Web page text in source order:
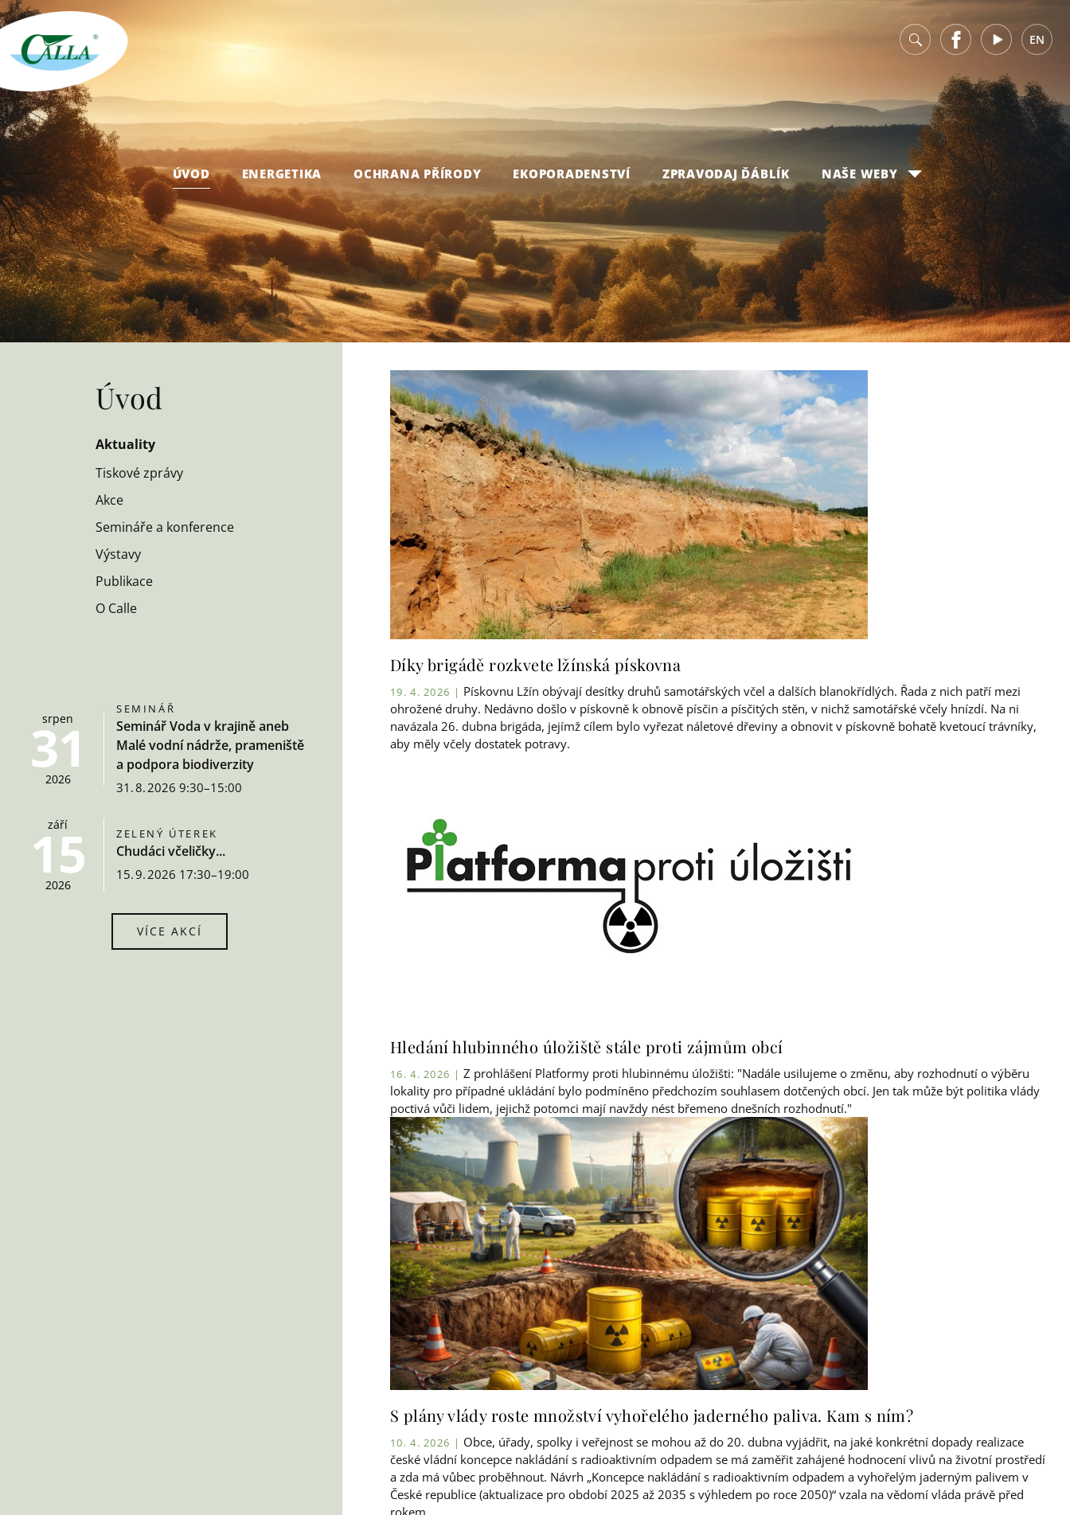
v FacebookYoutube EN
ÚVOD ENERGETIKA OCHRANA PŘÍRODY EKOPORADENSTVÍ ZPRAVODAJ ĎÁBLÍK NAŠE WEBY
Úvod
Aktuality
Tiskové zprávy
Akce
Semináře a konference
Výstavy
Publikace
O Calle
srpen
31
2026
SEMINÁŘ
Seminář Voda v krajině aneb
Malé vodní nádrže, prameniště
a podpora biodiverzity
31. 8. 2026 9:30–15:00
září
15
2026
ZELENÝ ÚTEREK
Chudáci včeličky...
15. 9. 2026 17:30–19:00
VÍCE AKCÍ
Díky brigádě rozkvete lžínská pískovna
19. 4. 2026 | Pískovnu Lžín obývají desítky druhů samotářských včel a dalších blanokřídlých. Řada z nich patří mezi
ohrožené druhy. Nedávno došlo v pískovně k obnově písčin a písčitých stěn, v nichž samotářské včely hnízdí. Na ni
navázala 26. dubna brigáda, jejímž cílem bylo vyřezat náletové dřeviny a obnovit v pískovně bohatě kvetoucí trávníky,
aby měly včely dostatek potravy.
Hledání hlubinného úložiště stále proti zájmům obcí
16. 4. 2026 | Z prohlášení Platformy proti hlubinnému úložišti: "Nadále usilujeme o změnu, aby rozhodnutí o výběru
lokality pro případné ukládání bylo podmíněno předchozím souhlasem dotčených obcí. Jen tak může být politika vlády
poctivá vůči lidem, jejichž potomci mají navždy nést břemeno dnešních rozhodnutí."
S plány vlády roste množství vyhořelého jaderného paliva. Kam s ním?
10. 4. 2026 | Obce, úřady, spolky i veřejnost se mohou až do 20. dubna vyjádřit, na jaké konkrétní dopady realizace
české vládní koncepce nakládání s radioaktivním odpadem se má zaměřit zahájené hodnocení vlivů na životní prostředí
a zda má vůbec proběhnout. Návrh „Koncepce nakládání s radioaktivním odpadem a vyhořelým jaderným palivem v
České republice (aktualizace pro období 2025 až 2035 s výhledem po roce 2050)“ vzala na vědomí vláda právě před
rokem.